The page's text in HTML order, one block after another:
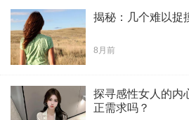
揭秘：几个难以捉
8月前
探寻感性女人的内
正需求吗？